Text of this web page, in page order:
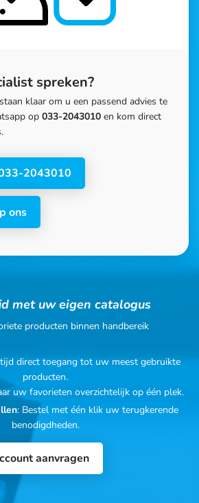
spreken?
klaar om u een passend advies te
op 033-2043010 en kom direct
2043010
ons
met uw eigen catalogus
producten binnen handbereik
direct toegang tot uw meest gebruikte
producten.
uw favorieten overzichtelijk op één plek.
: Bestel met één klik uw terugkerende
benodigdheden.
aanvragen